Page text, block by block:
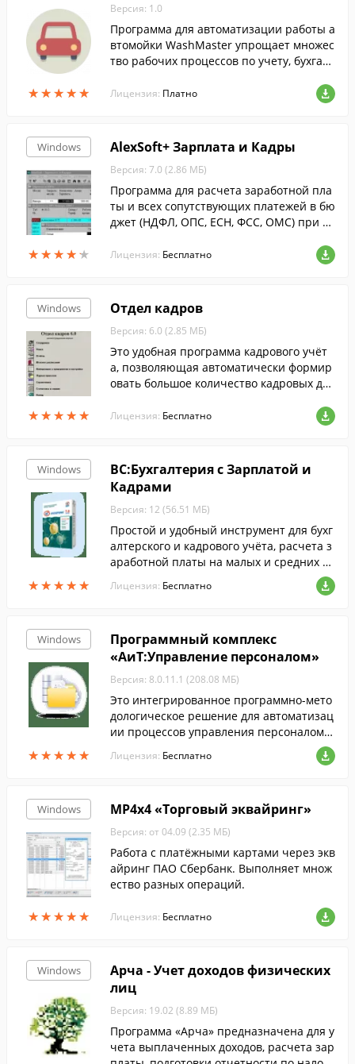
★★★★★
★★★★★
Версия: 1.0
Программа для автоматизации работы а
втомойки WashMaster упрощает множес
тво рабочих процессов по учету, бухгалт
времени
Лицензия: Платно
Windows
★★★★★
★★★★★
AlexSoft+ Зарплата и Кадры
Версия: 7.0 (2.86 МБ)
Программа для расчета заработной пла
ты и всех сопутствующих платежей в бю
джет (НДФЛ, ОПС, ЕСН, ФСС, ОМС) при л
иятия.
Лицензия: Бесплатно
Windows
★★★★★
★★★★★
Отдел кадров
Версия: 6.0 (2.85 МБ)
Это удобная программа кадрового учёт
а, позволяющая автоматически формир
овать большое количество кадровых док
арточка, приказы, отчёты для ПФР).
Лицензия: Бесплатно
Windows
★★★★★
★★★★★
ВС:Бухгалтерия с Зарплатой и
Кадрами
Версия: 12 (56.51 МБ)
Простой и удобный инструмент для бухг
алтерского и кадрового учёта, расчета з
аработной платы на малых и средних п
Лицензия: Бесплатно
Windows
★★★★★
★★★★★
Программный комплекс
«АиТ:Управление персоналом»
Версия: 8.0.11.1 (208.08 МБ)
Это интегрированное программно-мето
дологическое решение для автоматизац
ии процессов управления персоналом н
Лицензия: Бесплатно
Windows
★★★★★
★★★★★
MP4x4 «Торговый эквайринг»
Версия: от 04.09 (2.35 МБ)
Работа с платёжными картами через экв
айринг ПАО Сбербанк. Выполняет множ
ество разных операций.
Лицензия: Бесплатно
Windows
Арча - Учет доходов физических
лиц
Версия: 19.02 (8.89 МБ)
Программа «Арча» предназначена для у
чета выплаченных доходов, расчета зар